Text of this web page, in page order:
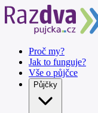
Proč my?
Jak to funguje?
Vše o půjčce
Půjčky